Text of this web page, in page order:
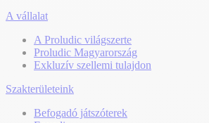
A vállalat
A Proludic világszerte
Proludic Magyarország
Exkluzív szellemi tulajdon
Szakterületeink
Befogadó játszóterek